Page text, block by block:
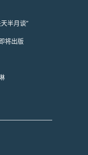
半月谈”
将出版